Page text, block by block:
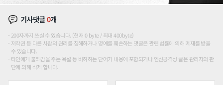
기사댓글0개
200자까지 쓰실 수 있습니다. (현재 0 byte / 최대 400byte)
저작권 등 다른 사람의 권리를 침해하거나 명예를 훼손하는 댓글은 관련 법률에 의해 제재를 받을
수 있습니다.
타인에게 불쾌감을 주는 욕설 등 비하하는 단어가 내용에 포함되거나 인신공격성 글은 관리자의 판
단에 의해 삭제 합니다.